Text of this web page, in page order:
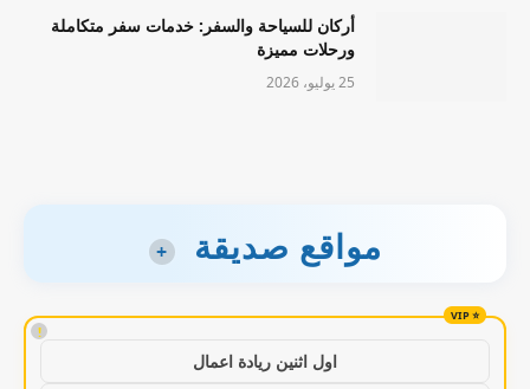
أركان للسياحة والسفر: خدمات سفر متكاملة
ورحلات مميزة
25 يوليو، 2026
مواقع صديقة +
!
اول اثنين ريادة اعمال